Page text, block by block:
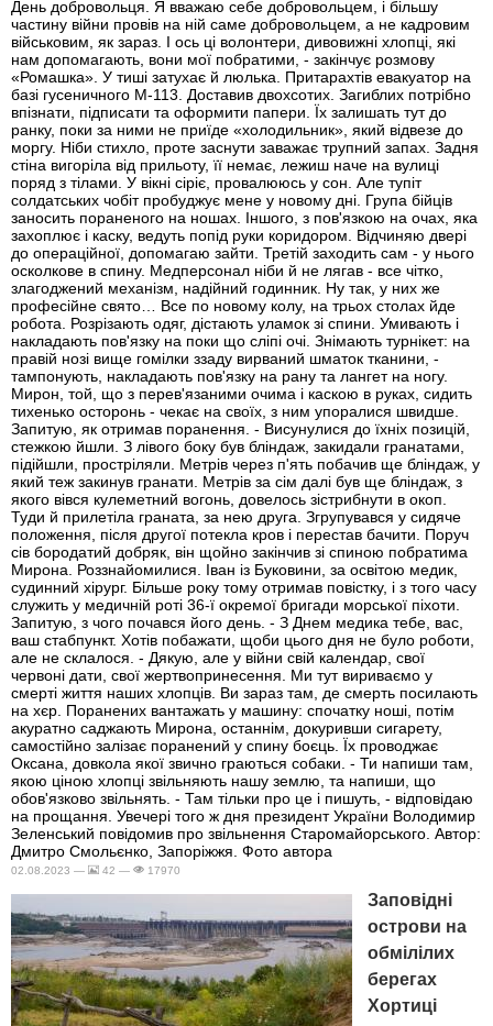
02.08.2023 — 42 — 17970
Заповідні
острови на
обмілілих
берегах
Хортиці